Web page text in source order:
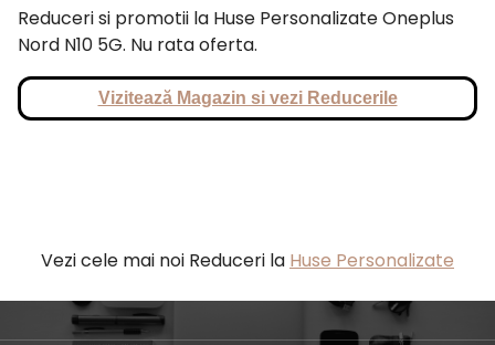
Reduceri si promotii la Huse Personalizate Oneplus
Nord N10 5G. Nu rata oferta.
Vizitează Magazin si vezi Reducerile
Vezi cele mai noi Reduceri la Huse Personalizate